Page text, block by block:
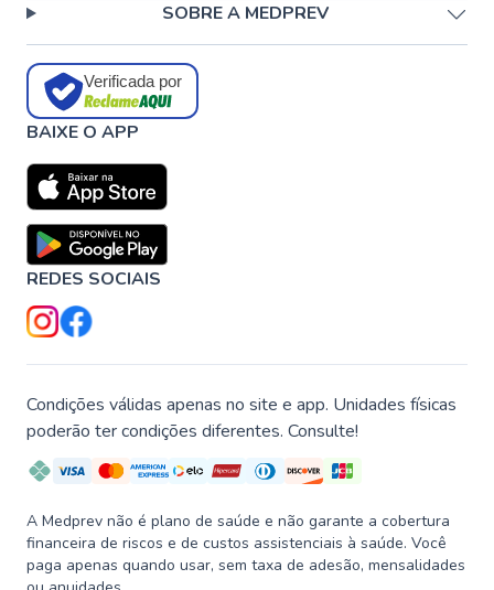
SOBRE A MEDPREV
Verificada por
BAIXE O APP
REDES SOCIAIS
Condições válidas apenas no site e app. Unidades físicas
poderão ter condições diferentes. Consulte!
A Medprev não é plano de saúde e não garante a cobertura
financeira de riscos e de custos assistenciais à saúde. Você
paga apenas quando usar, sem taxa de adesão, mensalidades